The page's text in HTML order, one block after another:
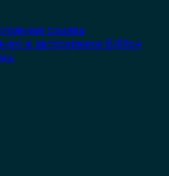
ссылка.
в автосервисе БИЗон